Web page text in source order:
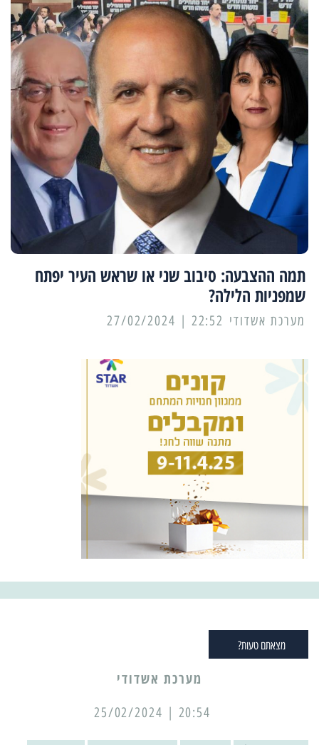
תמה ההצבעה: סיבוב שני או שראש העיר יפתח
שמפניות הלילה?
מערכת אשדודי 22:52 | 27/02/2024
מצאתם טעות?
מערכת אשדודי
20:54 | 25/02/2024